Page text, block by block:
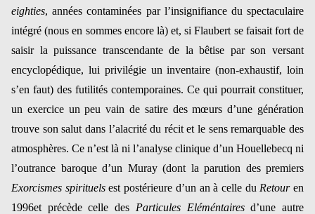
eighties, années contaminées par l’insignifiance du spectaculaire
intégré (nous en sommes encore là) et, si Flaubert se faisait fort de
saisir la puissance transcendante de la bêtise par son versant
encyclopédique, lui privilégie un inventaire (non-exhaustif, loin
s’en faut) des futilités contemporaines. Ce qui pourrait constituer,
un exercice un peu vain de satire des mœurs d’une génération
trouve son salut dans l’alacrité du récit et le sens remarquable des
atmosphères. Ce n’est là ni l’analyse clinique d’un Houellebecq ni
l’outrance baroque d’un Muray (dont la parution des premiers
Exorcismes spirituelsest postérieure d’un an à celle du Retouren
1996et précède celle des Particules Eléméntairesd’une autre